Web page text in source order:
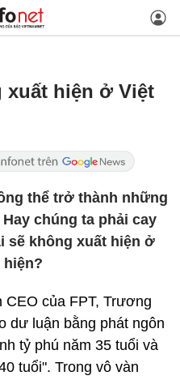
xuất hiện ở Việt
thể trở thành những
chúng ta phải cay
sẽ không xuất hiện ở
hiện?
CEO của FPT, Trương
dư luận bằng phát ngôn
tỷ phú năm 35 tuổi và
tuổi". Trong vô vàn